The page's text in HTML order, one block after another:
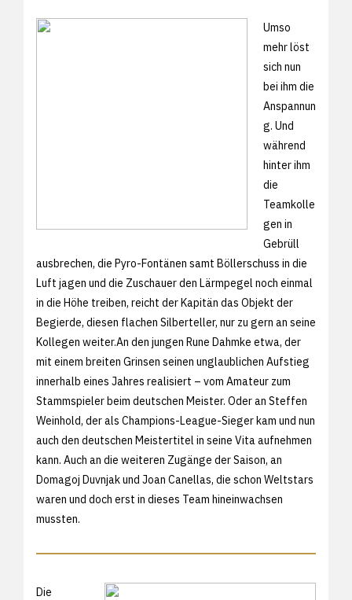
Umso
mehr löst
sich nun
bei ihm die
Anspannun
g. Und
während
hinter ihm
die
Teamkolle
gen in
Gebrüll
ausbrechen, die Pyro-Fontänen samt Böllerschuss in die
Luft jagen und die Zuschauer den Lärmpegel noch einmal
in die Höhe treiben, reicht der Kapitän das Objekt der
Begierde, diesen flachen Silberteller, nur zu gern an seine
Kollegen weiter.An den jungen Rune Dahmke etwa, der
mit einem breiten Grinsen seinen unglaublichen Aufstieg
innerhalb eines Jahres realisiert – vom Amateur zum
Stammspieler beim deutschen Meister. Oder an Steffen
Weinhold, der als Champions-League-Sieger kam und nun
auch den deutschen Meistertitel in seine Vita aufnehmen
kann. Auch an die weiteren Zugänge der Saison, an
Domagoj Duvnjak und Joan Canellas, die schon Weltstars
waren und doch erst in dieses Team hineinwachsen
mussten.
Die